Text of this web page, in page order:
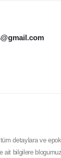
detaylara ve
bilgilere